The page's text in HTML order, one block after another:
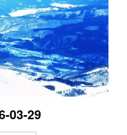
03-29